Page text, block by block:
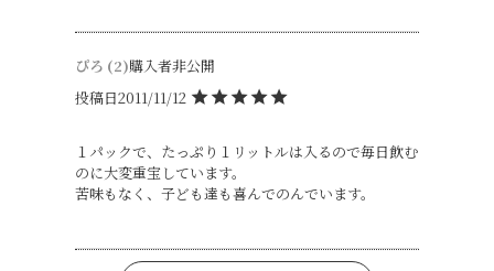
ぴろ 2 購入者非公開
投稿日2011/11/12
１パックで、たっぷり１リットルは入るので毎日飲む
のに大変重宝しています。
苦味もなく、子ども達も喜んでのんでいます。